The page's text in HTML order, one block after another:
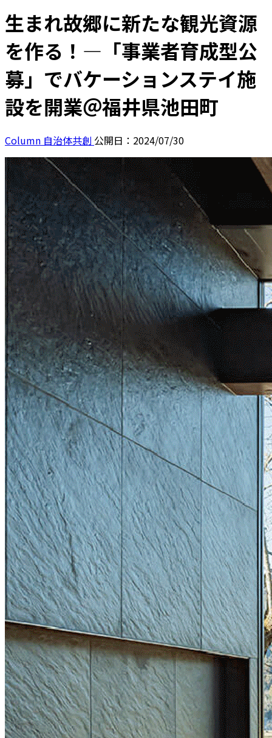
生まれ故郷に新たな観光資源
を作る！―「事業者育成型公
募」でバケーションステイ施
設を開業＠福井県池田町
Column 自治体共創 公開日：2024/07/30